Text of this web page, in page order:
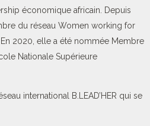
économique africain. Depuis
du réseau Women working for
2020, elle a été nommée Membre
Nationale Supérieure
international B.LEAD’HER qui se